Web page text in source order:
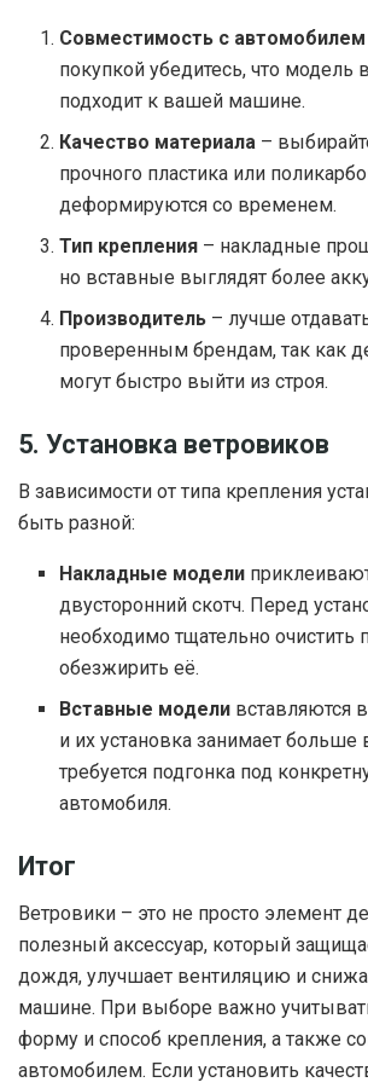
Совместимость с автомобилем
покупкой убедитесь, что модель
подходит к вашей машине.
Качество материала –
прочного пластика или
деформируются со временем.
Тип крепления – накладные
но вставные выглядят более
Производитель – лучше
проверенным брендам, так как
могут быстро выйти из строя.
5. Установка ветровиков
В зависимости от типа крепления
быть разной:
Накладные модели
двусторонний скотч. Перед
необходимо тщательно очистить
обезжирить её.
Вставные модели вставляются
и их установка занимает
требуется подгонка под
автомобиля.
Итог
Ветровики – это не просто элемент
полезный аксессуар, который
дождя, улучшает вентиляцию и
машине. При выборе важно
форму и способ крепления, а также
автомобилем. Если установить